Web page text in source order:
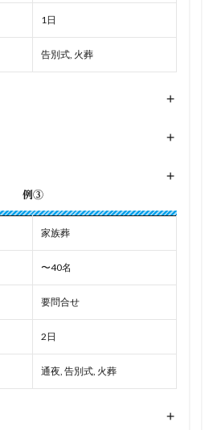
1日
告別式, 火葬
+
+
+
例③
家族葬
〜40名
要問合せ
2日
通夜, 告別式, 火葬
+